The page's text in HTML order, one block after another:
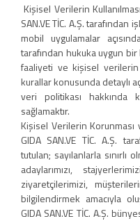
Kişisel Verilerin
SAN.VE TİC. A.Ş.
mobil uygulamalar
tarafından hukuka uygun
faaliyeti ve kişisel
kurallar konusunda detaylı
veri politikası hakkında
sağlamaktır.
Kişisel Verilerin Korunması
GIDA SAN.VE TİC. A.Ş.
tutulan; sayılanlarla sınırlı
adaylarımızı,
ziyaretçilerimizi,
bilgilendirmek amacıyla
GIDA SAN.VE TİC. A.Ş.